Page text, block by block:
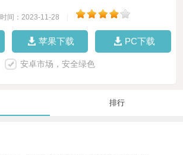
时间：2023-11-28
苹果下载 PC下载
安卓市场，安全绿色
排行